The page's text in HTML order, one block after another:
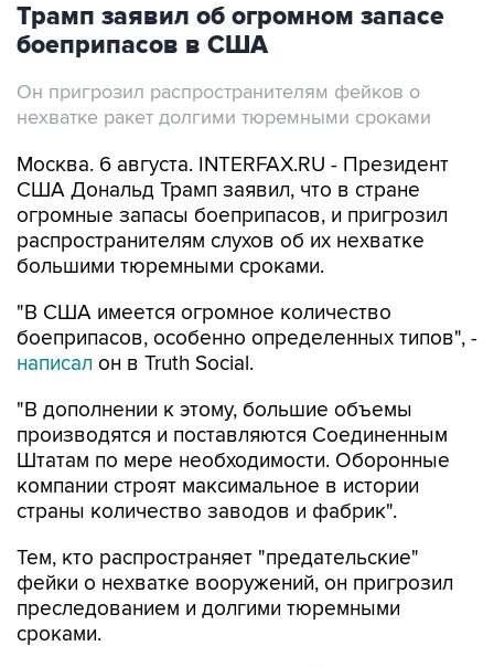
Трамп заявил об огромном запасе
боеприпасов в США
Он пригрозил распространителям фейков о
нехватке ракет долгими тюремными сроками
Москва. 6 августа. INTERFAX.RU - Президент
США Дональд Трамп заявил, что в стране
огромные запасы боеприпасов, и пригрозил
распространителям слухов об их нехватке
большими тюремными сроками.
"В США имеется огромное количество
боеприпасов, особенно определенных типов", -
написал он в Truth Social.
"В дополнении к этому, большие объемы
производятся и поставляются Соединенным
Штатам по мере необходимости. Оборонные
компании строят максимальное в истории
страны количество заводов и фабрик".
Тем, кто распространяет "предательские"
фейки о нехватке вооружений, он пригрозил
преследованием и долгими тюремными
сроками.